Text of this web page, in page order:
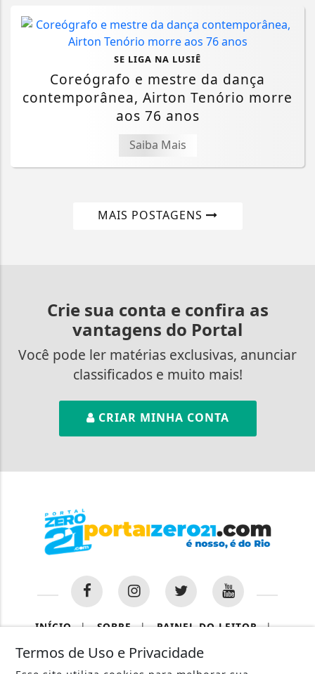
SE LIGA NA LUSIÊ
Coreógrafo e mestre da dança
contemporânea, Airton Tenório morre
aos 76 anos
Saiba Mais
MAIS POSTAGENS
Crie sua conta e confira as
vantagens do Portal
Você pode ler matérias exclusivas, anunciar
classificados e muito mais!
CRIAR MINHA CONTA
INÍCIO | SOBRE | PAINEL DO LEITOR |
TERMOS DE USO E PRIVACIDADE
Termos de Uso e Privacidade